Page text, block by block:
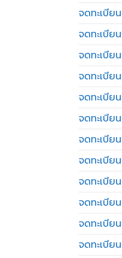
จดทะเบีย
จดทะเบีย
จดทะเบีย
จดทะเบีย
จดทะเบีย
จดทะเบีย
จดทะเบีย
จดทะเบี
จดทะเบีย
จดทะเบีย
จดทะเบีย
จดทะเบีย